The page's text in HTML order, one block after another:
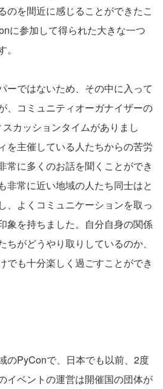
のを間近に感じることができたこ
に参加して得られた大きな一つ
ーではないため、その中に入って
、コミュニティオーガナイザーの
カッションタイムがありまし
を主催している人たちからの苦労
常に多くのお話を聞くことができ
非常に近い地域の人たち同士はと
、よくコミュニケーションを取っ
象を持ちました。自分自身の関係
がどうやり取りしているのか、
でも十分楽しく過ごすことができ
のPyConで、日本でも以前、2度
イベントの運営は開催国の団体が